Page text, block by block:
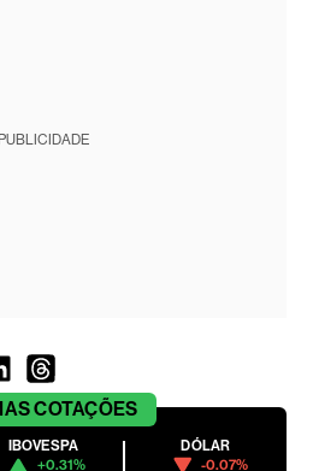
PUBLICIDADE
COTAÇÕES
IBOVESPA
+0.31%
DÓLAR
-0.07%